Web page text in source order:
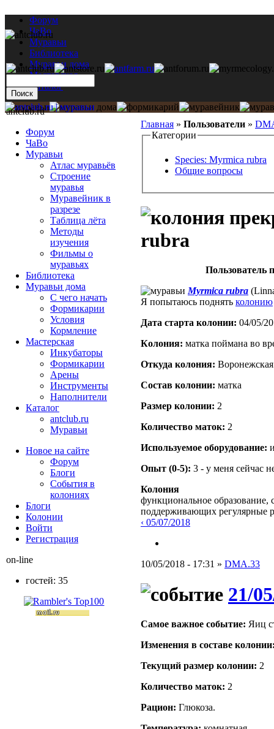
Форум
ЧаВо
Муравьи
Библиотека
Муравьи дома
Мастерская
Каталог
Главная » Пользователи »
Категории
Species: Myrmica rubra
Общие вопросы
rubra
Пользователь
Myrmica rubra
Я попытаюсь поднять колонию
Дата старта кoлонии: 04/05/
Кoлония: матка поймана во
Откуда кoлония:
Состав кoлонии: матка
Размер кoлонии: 2
Количество маток: 2
Используемое оборудование:
Опыт (0-5): 3 - у меня сейчас
Колония
функциональное образование,
поддерживающих регулярные
‹ 05/07/2018
10/05/2018 - 17:31 » DMA.33
21/
Самое важное событие: Яиц
Изменения в составе
Текущий размер кoлонии: 2
Количество маток: 2
Рацион: Глюкоза.
antclub.ru
Форум
ЧаВо
Муравьи
Атлас муравьёв
Строение
муравья
Муравейник в
разрезе
Таблица лёта
Методы
изучения
Фильмы о
муравьях
Библиотека
Муравьи дома
С чего начать
Формикарии
Условия
Кормление
Мастерская
Инкубаторы
Формикарии
Арены
Инструменты
Наполнители
Каталог
antclub.ru
Муравьи
Новое на сайте
Форум
Блоги
События в
колониях
Блоги
Колонии
Войти
Peгиcтpaция
on-line
гостей: 35